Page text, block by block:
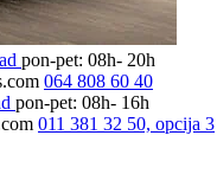
pon-pet: 08h- 20h
064 808 60 40
pon-pet: 08h- 16h
011 381 32 50, opcija 3